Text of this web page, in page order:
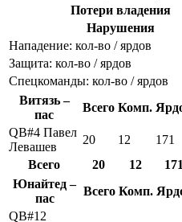
Потери владения
Нарушения
Нападение: кол-во / ярдов
Защита: кол-во / ярдов
Спецкоманды: кол-во / ярдов
Витязь –
пас
Всего Комп.
QB#4 Павел
Левашев
20 12 171
Всего
20 12 171
Юнайтед –
пас
Всего Комп.
QB#12